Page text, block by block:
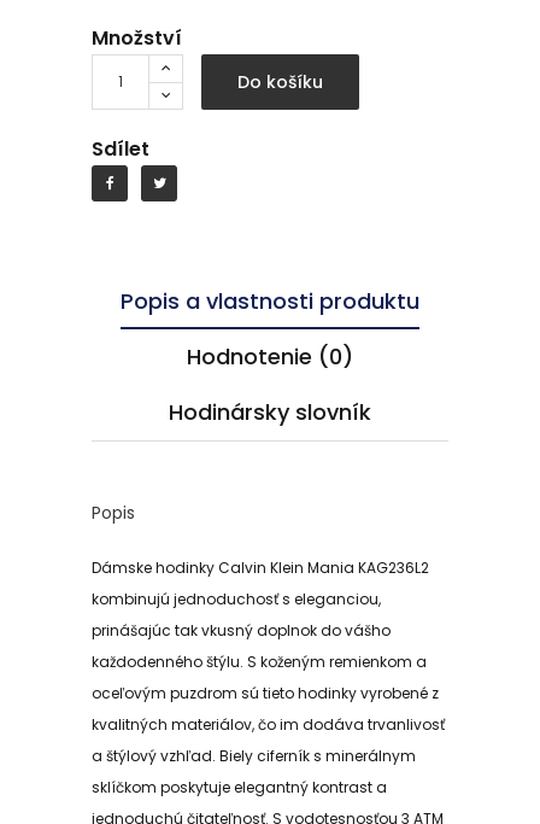
Množství
Do košíku
Sdílet
Popis a vlastnosti produktu
Hodnotenie (0)
Hodinársky slovník
Popis
Dámske hodinky Calvin Klein Mania KAG236L2
kombinujú jednoduchosť s eleganciou,
prinášajúc tak vkusný doplnok do vášho
každodenného štýlu. S koženým remienkom a
oceľovým puzdrom sú tieto hodinky vyrobené z
kvalitných materiálov, čo im dodáva trvanlivosť
a štýlový vzhľad. Biely ciferník s minerálnym
sklíčkom poskytuje elegantný kontrast a
jednoduchú čitateľnosť. S vodotesnosťou 3 ATM